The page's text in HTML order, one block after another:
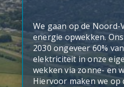
We gaan op de Noord-
energie opwekken.
2030 ongeveer 60%
elektriciteit in onze
wekken via zonne- en
Hiervoor maken we op